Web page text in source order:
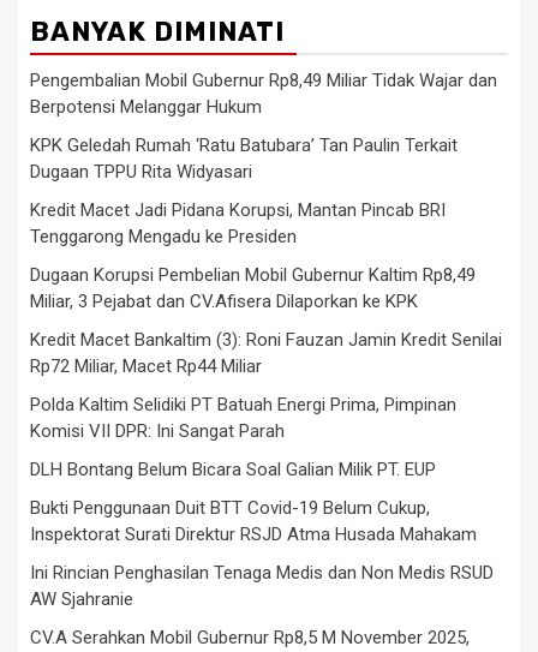
BANYAK DIMINATI
Pengembalian Mobil Gubernur Rp8,49 Miliar Tidak Wajar dan
Berpotensi Melanggar Hukum
KPK Geledah Rumah ‘Ratu Batubara’ Tan Paulin Terkait
Dugaan TPPU Rita Widyasari
Kredit Macet Jadi Pidana Korupsi, Mantan Pincab BRI
Tenggarong Mengadu ke Presiden
Dugaan Korupsi Pembelian Mobil Gubernur Kaltim Rp8,49
Miliar, 3 Pejabat dan CV.Afisera Dilaporkan ke KPK
Kredit Macet Bankaltim (3): Roni Fauzan Jamin Kredit Senilai
Rp72 Miliar, Macet Rp44 Miliar
Polda Kaltim Selidiki PT Batuah Energi Prima, Pimpinan
Komisi VII DPR: Ini Sangat Parah
DLH Bontang Belum Bicara Soal Galian Milik PT. EUP
Bukti Penggunaan Duit BTT Covid-19 Belum Cukup,
Inspektorat Surati Direktur RSJD Atma Husada Mahakam
Ini Rincian Penghasilan Tenaga Medis dan Non Medis RSUD
AW Sjahranie
CV.A Serahkan Mobil Gubernur Rp8,5 M November 2025,